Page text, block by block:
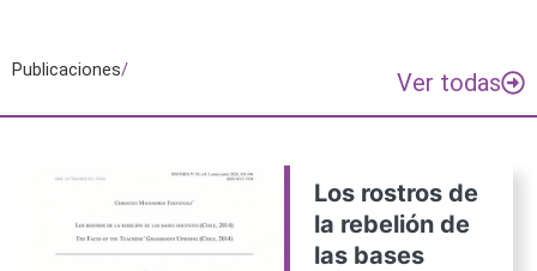
Publicaciones/ Ver todas
Los rostros de
la rebelión de
las bases